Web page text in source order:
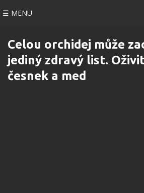
☰ MENU
Celou orchidej může
jediný zdravý list.
česnek a med